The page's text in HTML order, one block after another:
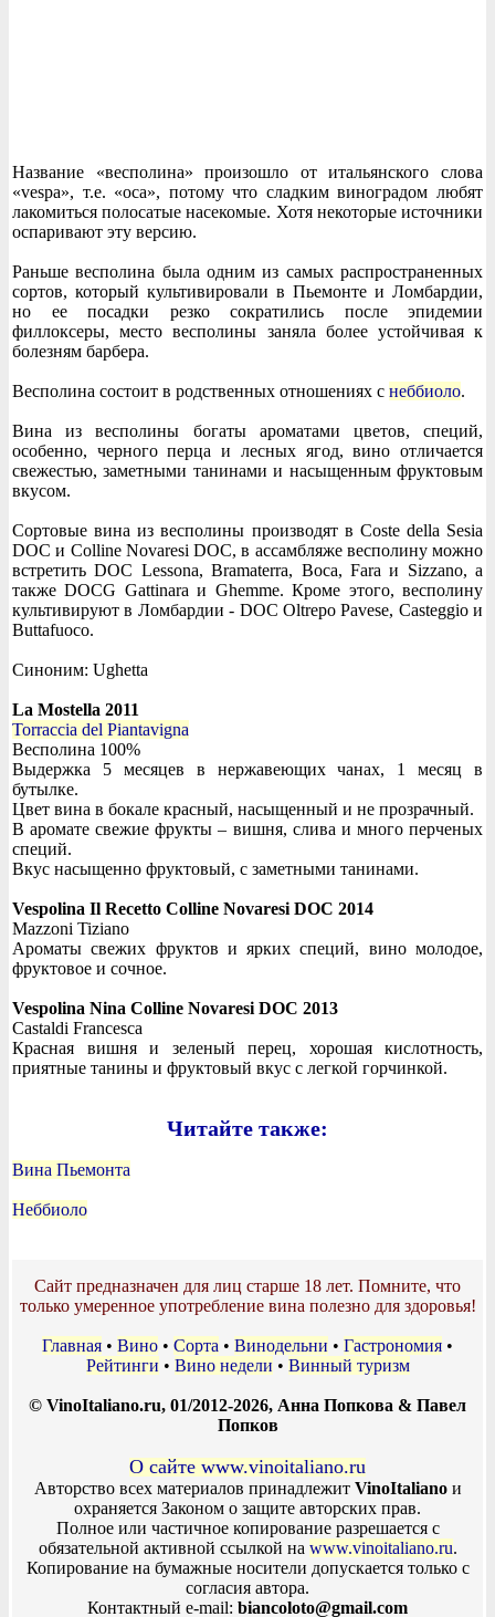
Название «весполина» произошло от итальянского слова
«vespa», т.е. «оса», потому что сладким виноградом любят
лакомиться полосатые насекомые. Хотя некоторые источники
оспаривают эту версию.
Раньше весполина была одним из самых распространенных
сортов, который культивировали в Пьемонте и Ломбардии,
но ее посадки резко сократились после эпидемии
филлоксеры, место весполины заняла более устойчивая к
болезням барбера.
Весполина состоит в родственных отношениях с неббиоло.
Вина из весполины богаты ароматами цветов, специй,
особенно, черного перца и лесных ягод, вино отличается
свежестью, заметными танинами и насыщенным фруктовым
вкусом.
Сортовые вина из весполины производят в Coste della Sesia
DOC и Colline Novaresi DOC, в ассамбляже весполину можно
встретить DOC Lessona, Bramaterra, Boca, Fara и Sizzano, а
также DOCG Gattinara и Ghemme. Кроме этого, весполину
культивируют в Ломбардии - DOC Oltrepo Pavese, Casteggio и
Buttafuoco.
Синоним: Ughetta
La Mostella 2011
Torraccia del Piantavigna
Весполина 100%
Выдержка 5 месяцев в нержавеющих чанах, 1 месяц в
бутылке.
Цвет вина в бокале красный, насыщенный и не прозрачный.
В аромате свежие фрукты – вишня, слива и много перченых
специй.
Вкус насыщенно фруктовый, с заметными танинами.
Vespolina Il Recetto Colline Novaresi DOC 2014
Mazzoni Tiziano
Ароматы свежих фруктов и ярких специй, вино молодое,
фруктовое и сочное.
Vespolina Nina Colline Novaresi DOC 2013
Castaldi Francesca
Красная вишня и зеленый перец, хорошая кислотность,
приятные танины и фруктовый вкус с легкой горчинкой.
Читайте также:
Вина Пьемонта
Неббиоло
Сайт предназначен для лиц старше 18 лет. Помните, что
только умеренное употребление вина полезно для здоровья!
Главная • Вино • Сорта • Винодельни • Гастрономия •
Рейтинги • Вино недели • Винный туризм
© VinoItaliano.ru, 01/2012-2026, Анна Попкова & Павел
Попков
О сайте www.vinoitaliano.ru
Авторство всех материалов принадлежит VinoItalianoи
охраняется Законом о защите авторских прав.
Полное или частичное копирование разрешается с
обязательной активной ссылкой на www.vinoitaliano.ru.
Копирование на бумажные носители допускается только с
согласия автора.
Контактный e-mail: biancoloto@gmail.com